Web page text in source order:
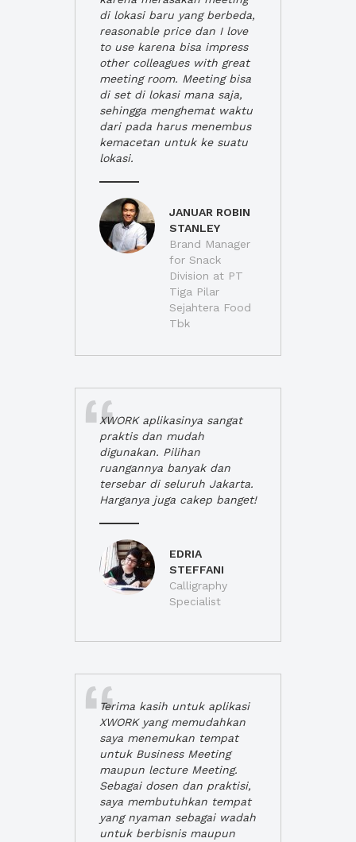
di lokasi baru yang berbeda,
reasonable price dan I love
to use karena bisa impress
other colleagues with great
meeting room. Meeting bisa
di set di lokasi mana saja,
sehingga menghemat waktu
dari pada harus menembus
kemacetan untuk ke suatu
lokasi.
JANUAR ROBIN
STANLEY
Brand Manager
for Snack
Division at PT
Tiga Pilar
Sejahtera Food
Tbk
XWORK aplikasinya sangat
praktis dan mudah
digunakan. Pilihan
ruangannya banyak dan
tersebar di seluruh Jakarta.
Harganya juga cakep banget!
EDRIA
STEFFANI
Calligraphy
Specialist
Terima kasih untuk aplikasi
XWORK yang memudahkan
saya menemukan tempat
untuk Business Meeting
maupun lecture Meeting.
Sebagai dosen dan praktisi,
saya membutuhkan tempat
yang nyaman sebagai wadah
untuk berbisnis maupun